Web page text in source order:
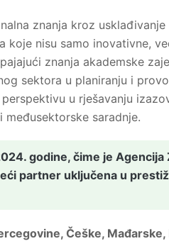
znanja kroz
nisu samo inovativne,
znanja akademske
sektora u planiranju i
u rješavanju
saradnje.
godine, čime je Agencija
partner uključena u
Češke,